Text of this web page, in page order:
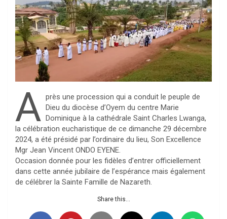
A près une procession qui a conduit le peuple de
Dieu du diocèse d’Oyem du centre Marie
Dominique à la cathédrale Saint Charles Lwanga,
la célébration eucharistique de ce dimanche 29 décembre
2024, a été présidé par l’ordinaire du lieu, Son Excellence
Mgr Jean Vincent ONDO EYENE.
Occasion donnée pour les fidèles d’entrer officiellement
dans cette année jubilaire de l’espérance mais également
de célébrer la Sainte Famille de Nazareth.
Share this...